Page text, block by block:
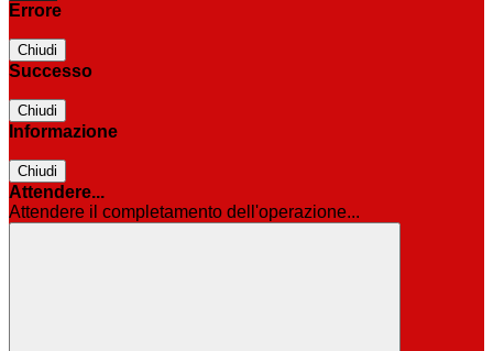
Errore
Chiudi
Successo
Chiudi
Informazione
Chiudi
Attendere...
Attendere il completamento dell'operazione...